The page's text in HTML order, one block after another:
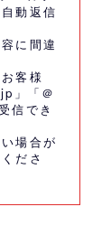
動返信
に間違
客様
」「＠
信でき
場合が
ださ